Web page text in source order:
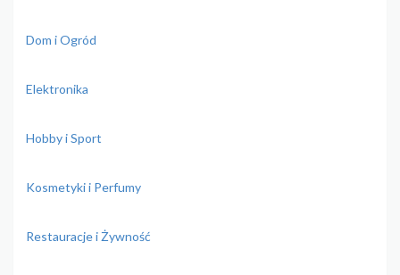
Dom i Ogród
Elektronika
Hobby i Sport
Kosmetyki i Perfumy
Restauracje i Żywność